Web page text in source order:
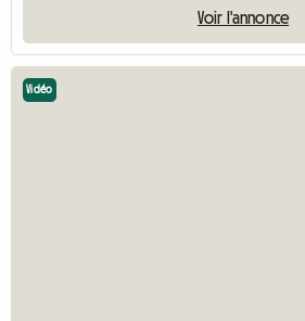
Voir l'annonce
Vidéo